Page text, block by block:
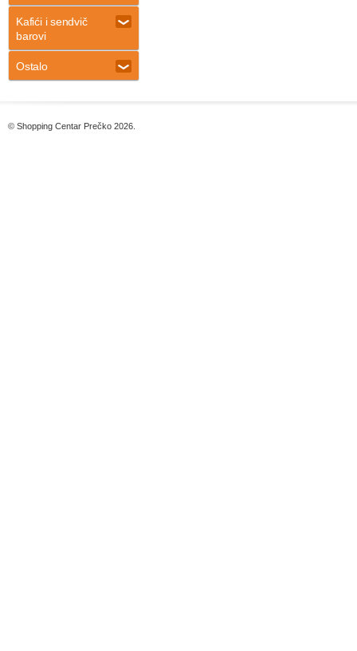
Kafići i sendvič
barovi
Ostalo
© Shopping Centar Prečko 2026.